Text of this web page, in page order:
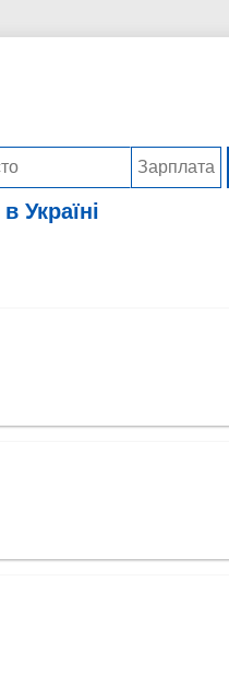
в Україні